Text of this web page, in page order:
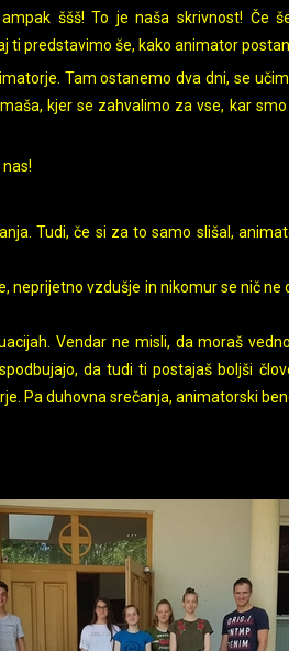
ššš! To je naša skrivnost! Če
ti predstavimo še, kako animator
Tam ostanemo dva dni, se
kjer se zahvalimo za vse, kar
Tudi, če si za to samo slišal,
neprijetno vzdušje in nikomur se nič
Vendar ne misli, da moraš
da tudi ti postajaš boljši
Pa duhovna srečanja, animatorski